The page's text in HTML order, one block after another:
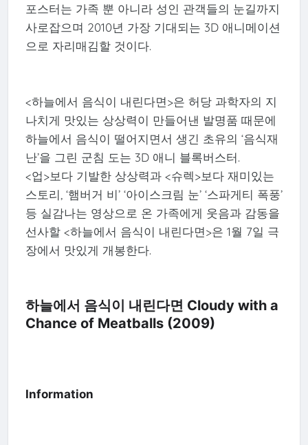
포스터는 가족 뿐 아니라 성인 관객들의 눈길까지
사로잡으며 2010년 가장 기대되는 3D 애니메이션
으로 자리매김할 것이다.
<하늘에서 음식이 내린다면>은 허당 과학자의 지
나치게 맛있는 상상력이 만들어낸 발명품 때문에
하늘에서 음식이 떨어지면서 생긴 초유의 ‘음식재
난’을 그린 군침 도는 3D 애니 블록버스터.
<업>보다 기발한 상상력과 <슈렉>보다 재미있는
스토리, ‘햄버거 비’ ‘아이스크림 눈’ ‘스파게티 폭풍’
등 실감나는 영상으로 온 가족에게 웃음과 감동을
선사할 <하늘에서 음식이 내린다면>은 1월 7일 극
장에서 맛있게 개봉한다.
하늘에서 음식이 내린다면 Cloudy with a
Chance of Meatballs (2009)
Information